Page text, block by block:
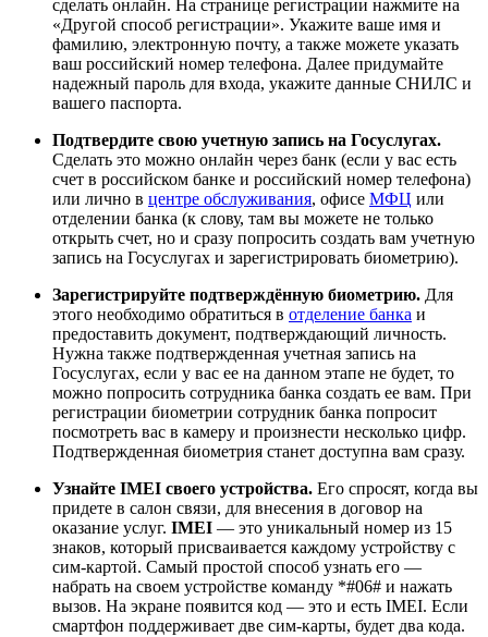
сделать онлайн. На странице регистрации нажмите на
«Другой способ регистрации». Укажите ваше имя и
фамилию, электронную почту, а также можете указать
ваш российский номер телефона. Далее придумайте
надежный пароль для входа, укажите данные СНИЛС и
вашего паспорта.
Подтвердите свою учетную запись на Госуслугах.
Сделать это можно онлайн через банк (если у вас есть
счет в российском банке и российский номер телефона)
или лично в центре обслуживания, офисе МФЦ или
отделении банка (к слову, там вы можете не только
открыть счет, но и сразу попросить создать вам учетную
запись на Госуслугах и зарегистрировать биометрию).
Зарегистрируйте подтверждённую биометрию. Для
этого необходимо обратиться в отделение банка и
предоставить документ, подтверждающий личность.
Нужна также подтвержденная учетная запись на
Госуслугах, если у вас ее на данном этапе не будет, то
можно попросить сотрудника банка создать ее вам. При
регистрации биометрии сотрудник банка попросит
посмотреть вас в камеру и произнести несколько цифр.
Подтвержденная биометрия станет доступна вам сразу.
Узнайте IMEI своего устройства. Его спросят, когда вы
придете в салон связи, для внесения в договор на
оказание услуг. IMEI — это уникальный номер из 15
знаков, который присваивается каждому устройству с
сим‑картой. Самый простой способ узнать его —
набрать на своем устройстве команду *#06# и нажать
вызов. На экране появится код — это и есть IMEI. Если
смартфон поддерживает две сим-карты, будет два кода.